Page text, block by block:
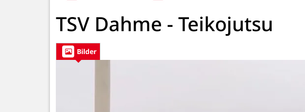
TSV Dahme - Teikojutsu
Bilder